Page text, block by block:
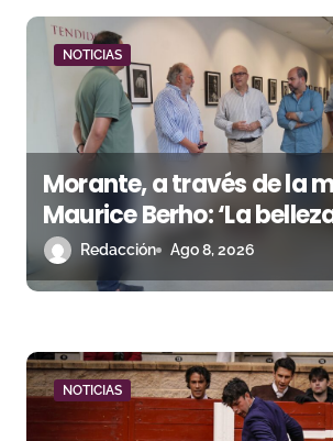
n
e
n
t
r
d
NOTICIAS
Morante, a través de la
Maurice Berho: ‘La
misterio’ llega a La
Redacción Ago 8, 2026
NOTICIAS